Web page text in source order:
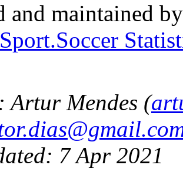
and maintained
Artur Mendes (
7 Apr 2021